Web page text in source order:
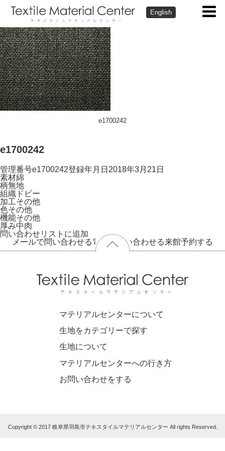
English
e1700242
e1700242
管理番号e1700242登録年月日 2018年3月21日
素材綿
柄無地
組織 ドビー
加工その他
色その他
機能その他
厚み中肉
問い合わせリストに追加
メールで問い合わせる電話で問い合わせる来館予約する
マテリアルセンターについて
生地をカテゴリーで探す
生地について
マテリアルセンターへの行き方
お問い合わせをする
Copyright © 2017 岐阜県羽島市テキスタイルマテリアルセンター All rights Reserved.